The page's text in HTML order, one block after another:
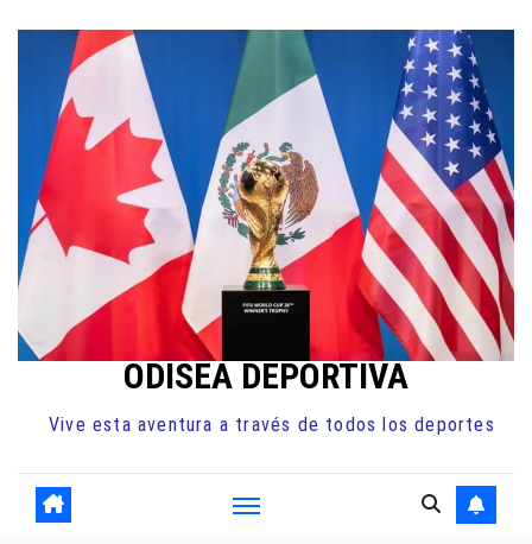
contenido
ODISEA DEPORTIVA
Vive esta aventura a través de todos los deportes